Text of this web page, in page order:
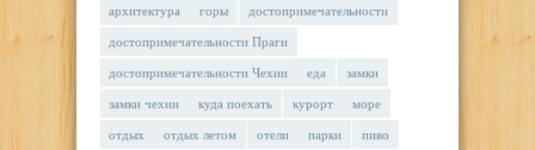
архитектура горы достопримечательности
достопримечательности Праги
достопримечательности Чехии еда замки
замки чехии куда поехать курорт море
отдых отдых летом отели парки пиво